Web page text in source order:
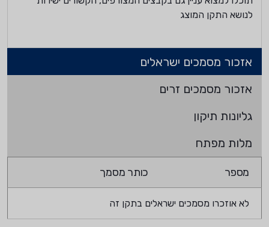
לנושא התקן המוצג
אזכור מסמכים ישראלים
אזכור מסמכים זרים
גליונות תיקון
מלות מפתח
מספר כותר מסמך
לא אוזכרו מסמכים ישראלים בתקן זה